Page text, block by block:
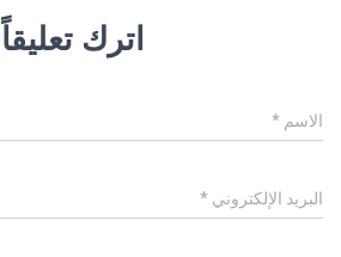
اترك تعليقاً
الاسم *
البريد الإلكتروني *